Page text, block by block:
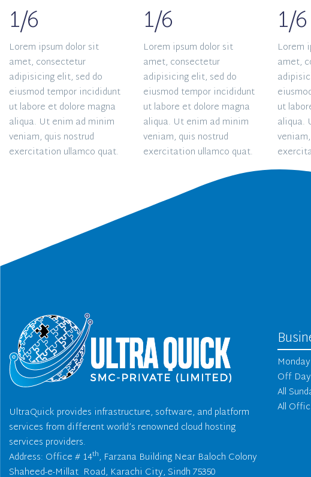
1/6
Lorem ipsum dolor sit
amet, consectetur
adipisicing elit, sed do
eiusmod tempor incididunt
ut labore et dolore magna
aliqua. Ut enim ad minim
veniam, quis nostrud
exercitation ullamco quat.
1/6
Lorem ipsum dolor sit
amet, consectetur
adipisicing elit, sed do
eiusmod tempor incididunt
ut labore et dolore magna
aliqua. Ut enim ad minim
veniam, quis nostrud
exercitation ullamco quat.
1/6
Lorem
amet,
ut
aliqua.
UltraQuick provides infrastructure, software, and platform
services from different world’s renowned cloud hosting
services providers.
Address: Office # 14th, Farzana Building Near Baloch Colony
Shaheed-e-Millat Road, Karachi City, Sindh 75350
Off
All
All